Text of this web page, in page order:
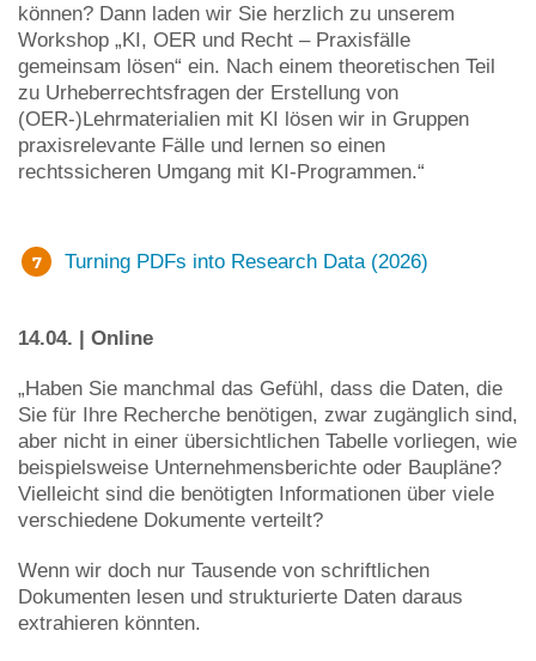
können? Dann laden wir Sie herzlich zu unserem
Workshop „KI, OER und Recht – Praxisfälle
gemeinsam lösen“ ein. Nach einem theoretischen Teil
zu Urheberrechtsfragen der Erstellung von
(OER-)Lehrmaterialien mit KI lösen wir in Gruppen
praxisrelevante Fälle und lernen so einen
rechtssicheren Umgang mit KI-Programmen.“
Turning PDFs into Research Data (2026)
14.04. | Online
„Haben Sie manchmal das Gefühl, dass die Daten, die
Sie für Ihre Recherche benötigen, zwar zugänglich sind,
aber nicht in einer übersichtlichen Tabelle vorliegen, wie
beispielsweise Unternehmensberichte oder Baupläne?
Vielleicht sind die benötigten Informationen über viele
verschiedene Dokumente verteilt?
Wenn wir doch nur Tausende von schriftlichen
Dokumenten lesen und strukturierte Daten daraus
extrahieren könnten.